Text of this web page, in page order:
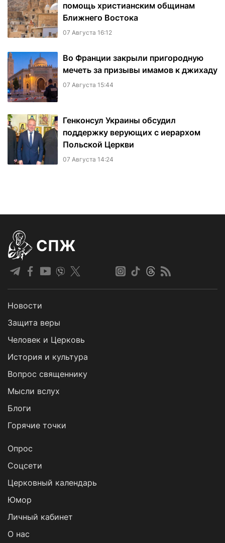
помощь христианским общинам
Ближнего Востока
07 Августа 16:12
Во Франции закрыли пригородную
мечеть за призывы имамов к джихаду
07 Августа 15:44
Генконсул Украины обсудил
поддержку верующих с иерархом
Польской Церкви
07 Августа 14:24
СПЖ
Новости
Защита веры
Человек и Церковь
История и культура
Вопрос священнику
Мысли вслух
Блоги
Горячие точки
Опрос
Cоцсети
Церковный календарь
Юмор
Личный кабинет
О нас